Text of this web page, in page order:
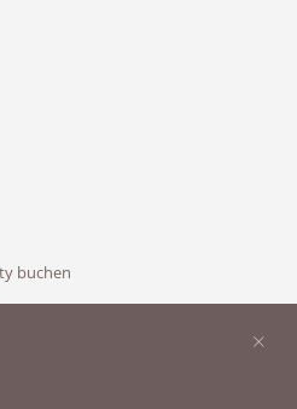
buchen
×